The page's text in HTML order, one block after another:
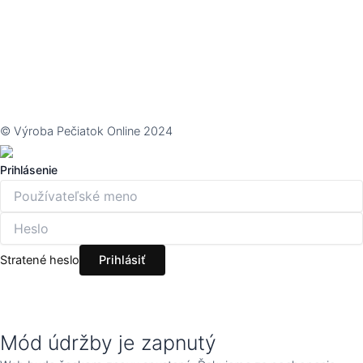
Mód údržby je zapnutý
© Výroba Pečiatok Online 2024
Prihlásenie
Stratené heslo